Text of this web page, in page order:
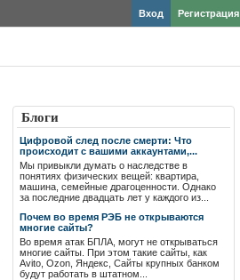
Регистрация
Вход
Блоги
Цифровой след после смерти: Что
происходит с вашими аккаунтами,...
Мы привыкли думать о наследстве в
понятиях физических вещей: квартира,
машина, семейные драгоценности. Однако
за последние двадцать лет у каждого из...
Почем во время РЭБ не открываются
многие сайты?
Во время атак БПЛА, могут не открываться
многие сайты. При этом такие сайты, как
Avito, Ozon, Яндекс, Сайты крупных банком
будут работать в штатном...